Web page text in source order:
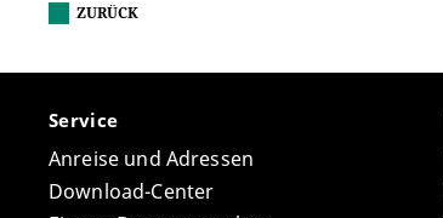
ZURÜCK
Service
Anreise und Adressen
Download-Center